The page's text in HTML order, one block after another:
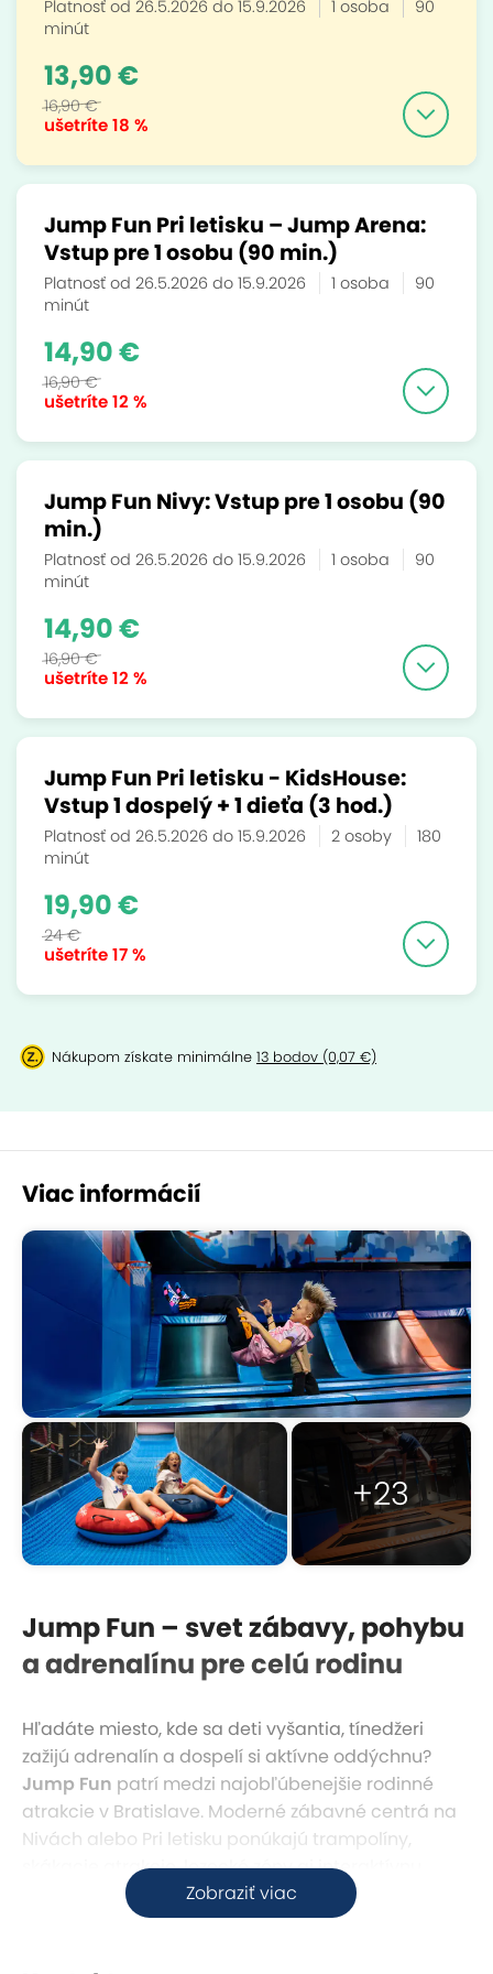
Platnosť od 26.5.2026 do 15.9.2026 1 osoba
90
minút
ušetríte18 %
13,90 €
16,90 €
Jump Fun Pri letisku – Jump Arena:
Vstup pre 1 osobu (90 min.)
Platnosť od 26.5.2026 do 15.9.2026 1 osoba
90
minút
ušetríte12 %
14,90 €
16,90 €
Jump Fun Nivy: Vstup pre 1 osobu (90
min.)
Platnosť od 26.5.2026 do 15.9.2026 1 osoba
90
minút
ušetríte12 %
14,90 €
16,90 €
Jump Fun Pri letisku - KidsHouse:
Vstup 1 dospelý + 1 dieťa (3 hod.)
Platnosť od 26.5.2026 do 15.9.2026 2 osoby
180
minút
ušetríte17 %
19,90 €
24 €
Nákupom získate minimálne 13 bodov (0,07 €)
Viac informácií
+23
Zobraziť viac
Jump Fun – svet zábavy, pohybu
a adrenalínu pre celú rodinu
Hľadáte miesto, kde sa deti vyšantia, tínedžeri
zažijú adrenalín a dospelí si aktívne oddýchnu?
Jump Fun patrí medzi najobľúbenejšie rodinné
atrakcie v Bratislave. Moderné zábavné centrá na
Nivách alebo Pri letisku ponúkajú trampolíny,
skákacie atrakcie, lezecké zóny aj interaktívnu
zábavu pre malých aj veľkých dobrodruhov.